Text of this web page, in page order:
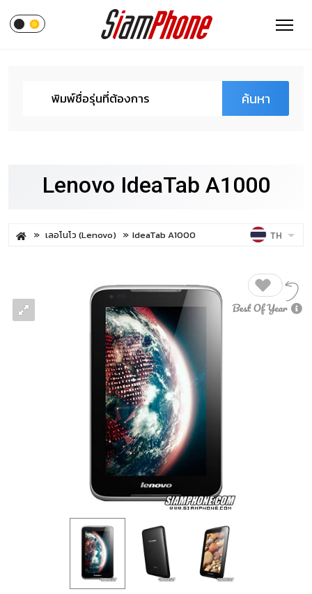
ค้นหา
Lenovo IdeaTab A1000
เลอโนโว (Lenovo) IdeaTab A1000 TH